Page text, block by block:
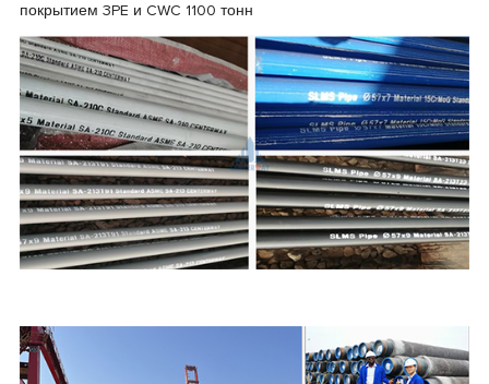
покрытием 3PE и CWC 1100 тонн